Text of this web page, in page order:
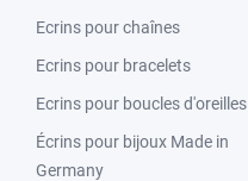
Ecrins pour chaînes
Ecrins pour bracelets
Ecrins pour boucles d'oreilles
Écrins pour bijoux Made in
Germany